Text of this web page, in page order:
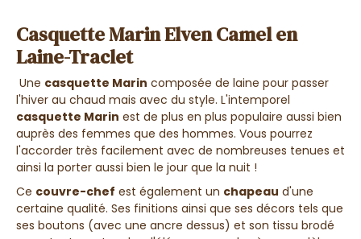
Casquette Marin Elven Camel en
Laine-Traclet
Une casquette Marin composée de laine pour passer
l'hiver au chaud mais avec du style. L'intemporel
casquette Marin est de plus en plus populaire aussi bien
auprès des femmes que des hommes. Vous pourrez
l'accorder très facilement avec de nombreuses tenues et
ainsi la porter aussi bien le jour que la nuit !
Ce couvre-chef est également un chapeau d'une
certaine qualité. Ses finitions ainsi que ses décors tels que
ses boutons (avec une ancre dessus) et son tissu brodé